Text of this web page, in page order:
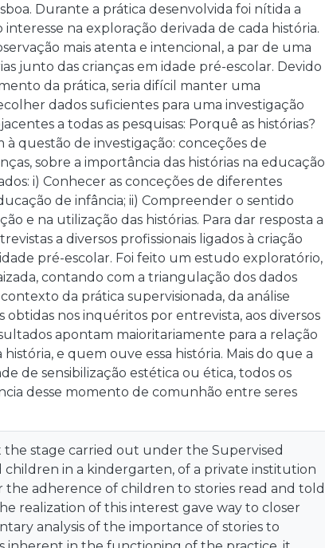
Durante a prática desenvolvida foi nítida a
interesse na exploração derivada de cada história.
mais atenta e intencional, a par de uma
junto das crianças em idade pré-escolar. Devido
da prática, seria difícil manter uma
dados suficientes para uma investigação
a todas as pesquisas: Porquê as histórias?
à questão de investigação: conceções de
sobre a importância das histórias na educação
i) Conhecer as conceções de diferentes
de infância; ii) Compreender o sentido
e na utilização das histórias. Para dar resposta a
a diversos profissionais ligados à criação
pré-escolar. Foi feito um estudo exploratório,
contando com a triangulação dos dados
da prática supervisionada, da análise
nos inquéritos por entrevista, aos diversos
apontam maioritariamente para a relação
e quem ouve essa história. Mais do que a
de sensibilização estética ou ética, todos os
desse momento de comunhão entre seres
stage carried out under the Supervised
children in a kindergarten, of a private institution
adherence of children to stories read and told
realization of this interest gave way to closer
analysis of the importance of stories to